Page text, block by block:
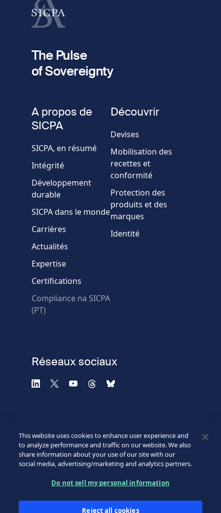
Nom
fieldset
téléphone
Société/Organisation
Pays
Message
Échec de la vérification.
Utilisez un autre
The Pulse
of Sovereignty
A propos de
SICPA
SICPA, en résumé
Intégrité
Développement
durable
SICPA dans le monde
Carrières
Actualités
Expertise
Certifications
Compliance na SICPA
(PT)
Découvrir
Devises
Mobilisation des
recettes et
conformité
Protection des
produits et des
marques
Identité
Réseaux sociaux
Footer
©2026 SICPA HOLDING SA.
Politique de confidentialité
This website uses cookies to enhance user experience and
to analyze performance and traffic on our website. We also
share information about your use of our site with our
social media, advertising/marketing and analytics partners.
Do not sell my personal information
Reject all cookies